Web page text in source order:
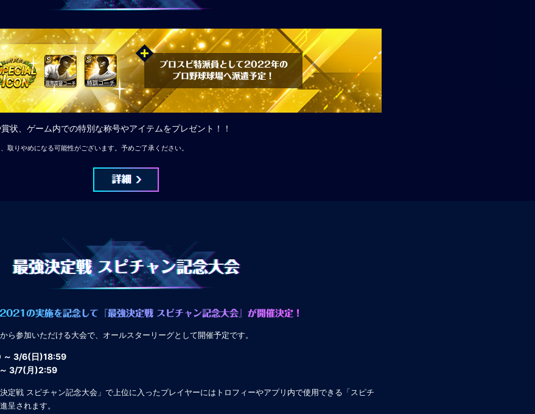
プロスピ特派員として2022年の
プロ野球球場へ派遣予定！
状、ゲーム内での特別な称号やアイテムをプレゼント！！
取りやめになる可能性がございます。予めご了承ください。
詳細
最強決定戦スピチャン記念大会
の実施を記念して『最強決定戦 スピチャン記念大会』が開催決定！
ら参加いただける大会で、オールスターリーグとして開催予定です。
3/6(日)18:59
3/7(月)2:59
定戦 スピチャン記念大会」で上位に入ったプレイヤーにはトロフィーやアプリ内で使用できる「スピチ
呈されます。